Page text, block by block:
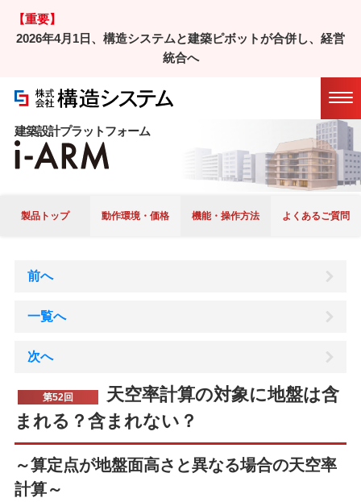
【重要】
2026年4月1日、構造システムと建築ピボットが合併し、経営
統合へ
建築設計プラットフォーム
製品トップ 動作環境・価格 機能・操作方法 よくあるご質問
前へ
一覧へ
次へ
第52回
天空率計算の対象に地盤は含
まれる？含まれない？
～算定点が地盤面高さと異なる場合の天空率
計算～